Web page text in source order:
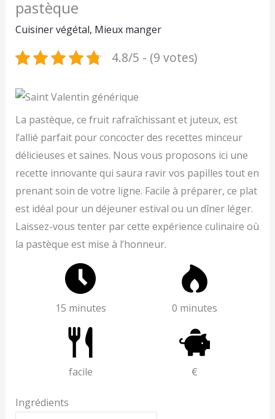
pastèque
Cuisiner végétal, Mieux manger
4.8/5 - (9 votes)
La pastèque, ce fruit rafraîchissant et juteux, est
l’allié parfait pour concocter des recettes minceur
délicieuses et saines. Nous vous proposons ici une
recette innovante qui saura ravir vos papilles tout en
prenant soin de votre ligne. Facile à préparer, ce plat
est idéal pour un déjeuner estival ou un dîner léger.
Laissez-vous tenter par cette expérience culinaire où
la pastèque est mise à l’honneur.
15 minutes 0 minutes
facile €
Ingrédients